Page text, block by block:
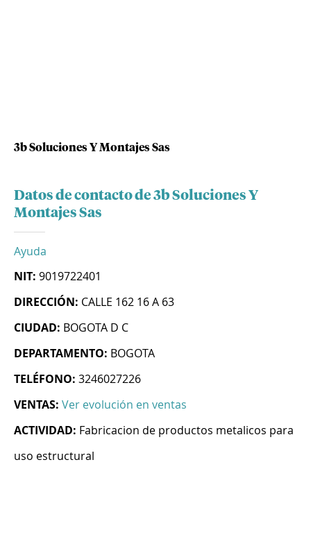
3b Soluciones Y Montajes Sas
Datos de contacto de 3b Soluciones Y
Montajes Sas
Ayuda
NIT: 9019722401
DIRECCIÓN: CALLE 162 16 A 63
CIUDAD: BOGOTA D C
DEPARTAMENTO: BOGOTA
TELÉFONO: 3246027226
VENTAS: Ver evolución en ventas
ACTIVIDAD: Fabricacion de productos metalicos para
uso estructural